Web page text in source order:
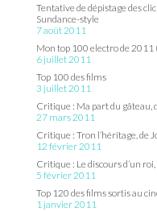
Tentative de dépistage des
Sundance-style
7 août 2011
Mon top 100 electro de 2011
6 juillet 2011
Top 100 des films
3 juillet 2011
Critique : Ma part du gâteau,
27 mars 2011
Critique : Tron l’héritage, de
12 février 2011
Critique : Le discours d’un
5 février 2011
Top 120 des films sortis au
1 janvier 2011